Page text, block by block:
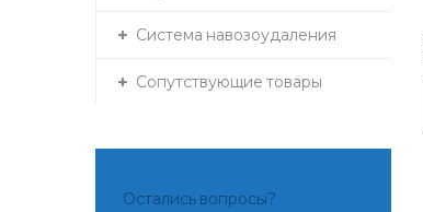
Система навозоудаления
Сопутствующие товары
Остались вопросы?